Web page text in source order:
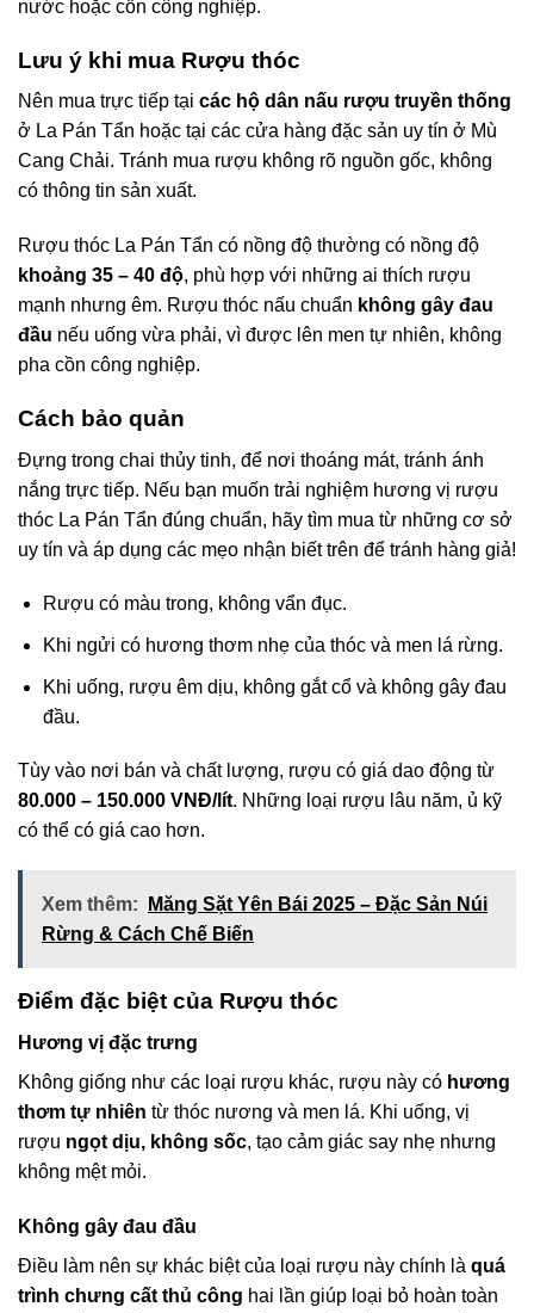
nước hoặc cồn công nghiệp.
Lưu ý khi mua Rượu thóc
Nên mua trực tiếp tại các hộ dân nấu rượu truyền thống
ở La Pán Tẩn hoặc tại các cửa hàng đặc sản uy tín ở Mù
Cang Chải. Tránh mua rượu không rõ nguồn gốc, không
có thông tin sản xuất.
Rượu thóc La Pán Tẩn có nồng độ thường có nồng độ
khoảng 35 – 40 độ, phù hợp với những ai thích rượu
mạnh nhưng êm. Rượu thóc nấu chuẩn không gây đau
đầu nếu uống vừa phải, vì được lên men tự nhiên, không
pha cồn công nghiệp.
Cách bảo quản
Đựng trong chai thủy tinh, để nơi thoáng mát, tránh ánh
nắng trực tiếp. Nếu bạn muốn trải nghiệm hương vị rượu
thóc La Pán Tẩn đúng chuẩn, hãy tìm mua từ những cơ sở
uy tín và áp dụng các mẹo nhận biết trên để tránh hàng giả!
Rượu có màu trong, không vẩn đục.
Khi ngửi có hương thơm nhẹ của thóc và men lá rừng.
Khi uống, rượu êm dịu, không gắt cổ và không gây đau
đầu.
Tùy vào nơi bán và chất lượng, rượu có giá dao động từ
80.000 – 150.000 VNĐ/lít. Những loại rượu lâu năm, ủ kỹ
có thể có giá cao hơn.
Xem thêm:
Măng Sặt Yên Bái 2025 – Đặc Sản Núi
Rừng & Cách Chế Biến
Điểm đặc biệt của Rượu thóc
Hương vị đặc trưng
Không giống như các loại rượu khác, rượu này có hương
thơm tự nhiên từ thóc nương và men lá. Khi uống, vị
rượu ngọt dịu, không sốc, tạo cảm giác say nhẹ nhưng
không mệt mỏi.
Không gây đau đầu
Điều làm nên sự khác biệt của loại rượu này chính là quá
trình chưng cất thủ công hai lần giúp loại bỏ hoàn toàn